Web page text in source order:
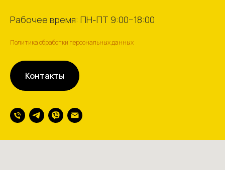
Рабочее время: ПН-ПТ 9:00−18:00
Политика обработки персональных данных
Контакты